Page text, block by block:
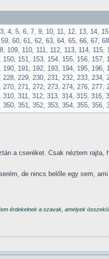
4, 5, 6, 7, 9, 10, 11, 12, 13, 14,
60, 61, 62, 63, 64, 65, 66, 67,
109, 110, 111, 112, 113, 114,
151, 153, 154, 155, 156,
191, 192, 193, 194, 195,
229, 230, 231, 232, 233,
271, 272, 273, 274, 276,
311, 312, 313, 314, 315,
351, 352, 353, 354, 355, 356,
a cseréket. Csak néztem rajta,
de nincs belőle egy sem,
érdekelnek a szavak, amelyek